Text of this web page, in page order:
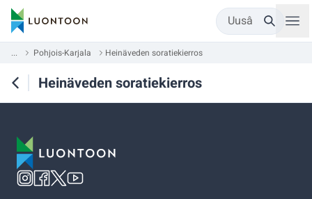
Uusâ
... Pohjois-Karjala Heinäveden soratiekierros
Heinäveden soratiekierros